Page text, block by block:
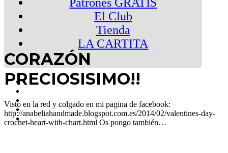
El Club
Tienda
LA CARTITA
CORAZÓN
PRECIOSISIMO!!
Visto en la red y colgado en mi pagina de facebook:
http://anabeliahandmade.blogspot.com.es/2014/02/valentines-day-
crochet-heart-with-chart.html Os pongo también…